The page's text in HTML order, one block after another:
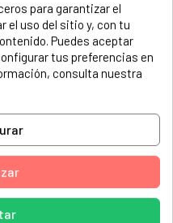
Balay, Siemens, Lynx,
para garantizar el
el uso del sitio y, con tu
Puedes aceptar
tus preferencias en
consulta nuestra